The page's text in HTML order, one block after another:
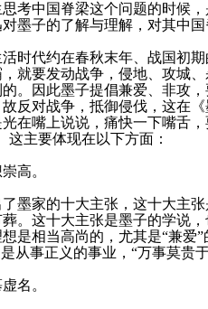
中国脊梁这个问题的时候，
墨子的了解与理解，对其中
代约在春秋末年、战国初期
就要发动战争，侵地、攻城
。因此墨子提倡兼爱、非攻
反对战争，抵御侵伐，这在
在嘴上说说，痛快一下嘴舌
这主要体现在以下方面：
高。
家的十大主张，这十大主张
。这十大主张是墨子的学说
是相当高尚的，尤其是“兼爱
从事正义的事业，“万事莫贵
名。